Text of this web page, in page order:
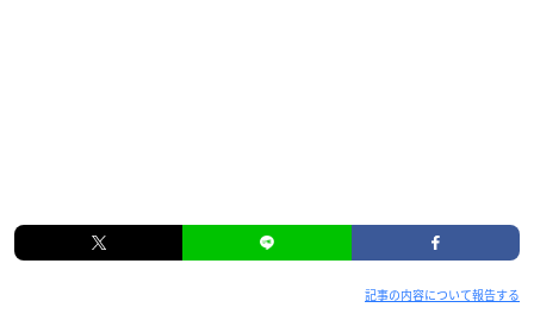
記事の内容について報告する